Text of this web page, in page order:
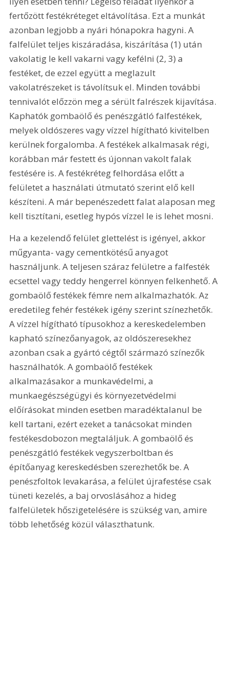
fertőzött festékréteget eltávolítása. Ezt a munkát
azonban legjobb a nyári hónapokra hagyni. A
falfelület teljes kiszáradása, kiszárítása (1) után
vakolatig le kell vakarni vagy kefélni (2, 3) a
festéket, de ezzel együtt a meglazult
vakolatrészeket is távolítsuk el. Minden további
tennivalót előzzön meg a sérült falrészek kijavítása.
Kaphatók gombaölő és penészgátló falfestékek,
melyek oldószeres vagy vízzel hígítható kivitelben
kerülnek forgalomba. A festékek alkalmasak régi,
korábban már festett és újonnan vakolt falak
festésére is. A festékréteg felhordása előtt a
felületet a használati útmutató szerint elő kell
készíteni. A már bepenészedett falat alaposan meg
kell tisztítani, esetleg hypós vízzel le is lehet mosni.
Ha a kezelendő felület glettelést is igényel, akkor
műgyanta- vagy cementkötésű anyagot
használjunk. A teljesen száraz felületre a falfesték
ecsettel vagy teddy hengerrel könnyen felkenhető. A
gombaölő festékek fémre nem alkalmazhatók. Az
eredetileg fehér festékek igény szerint színezhetők.
A vízzel hígítható típusokhoz a kereskedelemben
kapható színezőanyagok, az oldószeresekhez
azonban csak a gyártó cégtől származó színezők
használhatók. A gombaölő festékek
alkalmazásakor a munkavédelmi, a
munkaegészségügyi és környezetvédelmi
előírásokat minden esetben maradéktalanul be
kell tartani, ezért ezeket a tanácsokat minden
festékesdobozon megtaláljuk. A gombaölő és
penészgátló festékek vegyszerboltban és
építőanyag kereskedésben szerezhetők be. A
penészfoltok levakarása, a felület újrafestése csak
tüneti kezelés, a baj orvoslásához a hideg
falfelületek hőszigetelésére is szükség van, amire
több lehetőség közül választhatunk.